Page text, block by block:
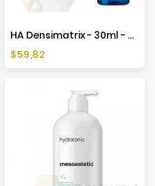
HA Densimatrix - 30ml - Mesoestetic
Cena
$59,82